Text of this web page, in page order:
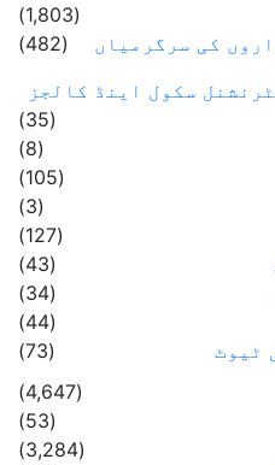
(1,803)
کی سرگرمیاں
(482)
سکول اینڈ کالجز
(35)
(8)
(105)
(3)
(127)
(43)
(34)
(44)
ٹیوٹ
(73)
(4,647)
(53)
(3,284)